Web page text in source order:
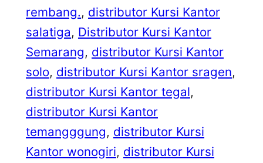
rembang., distributor Kursi Kantor
salatiga, Distributor Kursi Kantor
Semarang, distributor Kursi Kantor
solo, distributor Kursi Kantor sragen
distributor Kursi Kantor tegal
distributor Kursi Kantor
temangggung, distributor Kursi
Kantor wonogiri, distributor Kursi